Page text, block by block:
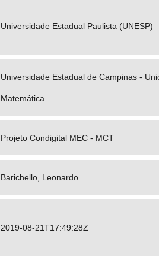
Universidade Estadual Paulista (UNESP)
Universidade Estadual de Campinas -
Matemática
Projeto Condigital MEC - MCT
Barichello, Leonardo
2019-08-21T17:49:28Z